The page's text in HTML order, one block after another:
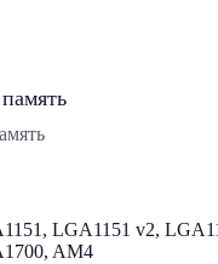
LGA1151 v2,
AM4